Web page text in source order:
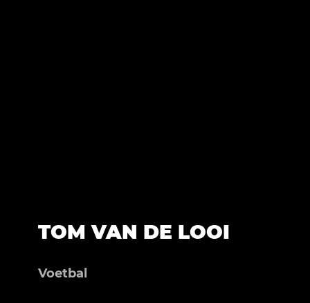
TOM VAN DE LOOI
Voetbal